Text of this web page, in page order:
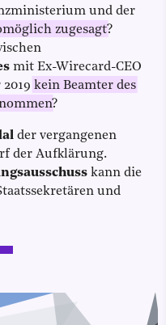
und der
zugesagt?
mit Ex-Wirecard-CEO
kein Beamter des
?
der vergangenen
der Aufklärung.
kann die
und